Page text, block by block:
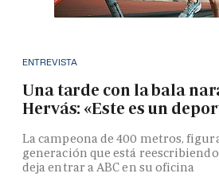
ENTREVISTA
Una tarde con la bala
Hervás: «Este es un
La campeona de 400 metros,
generación que está
deja entrar a ABC en su oficina